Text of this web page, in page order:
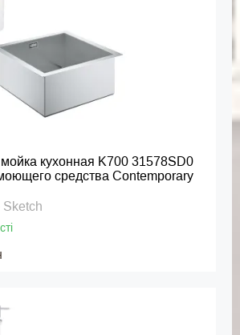
кухонная K700 31578SD0
средства Contemporary